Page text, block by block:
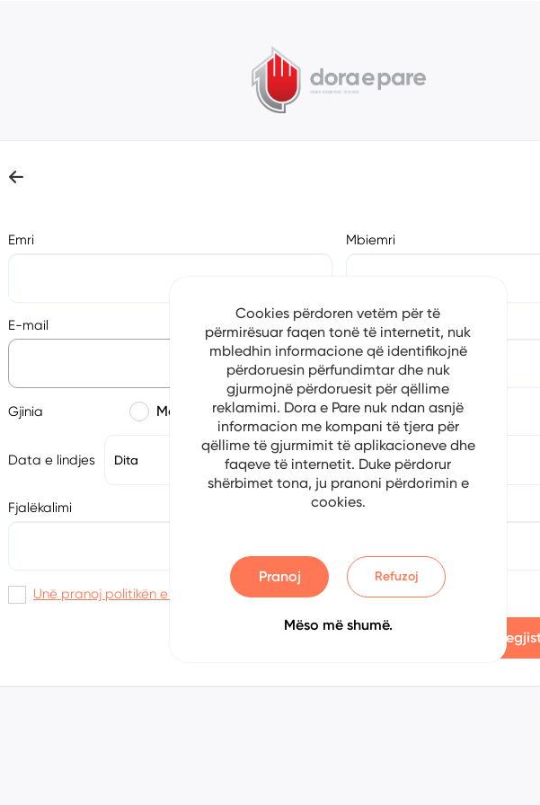
Emri Mbiemri
E-mail Numri i Telefonit
Gjinia Mashkull Femër
Data e lindjes Dita Muaji
Fjalëkalimi Konfirmoni fjalëkalimin
Unë pranoj politikën e privatësisë
Cookies përdoren vetëm për të
përmirësuar faqen tonë të internetit, nuk
mbledhin informacione që identifikojnë
përdoruesin përfundimtar dhe nuk
gjurmojnë përdoruesit për qëllime
reklamimi. Dora e Pare nuk ndan asnjë
informacion me kompani të tjera për
qëllime të gjurmimit të aplikacioneve dhe
faqeve të internetit. Duke përdorur
shërbimet tona, ju pranoni përdorimin e
cookies.
Pranoj Refuzoj
Mëso më shumë.